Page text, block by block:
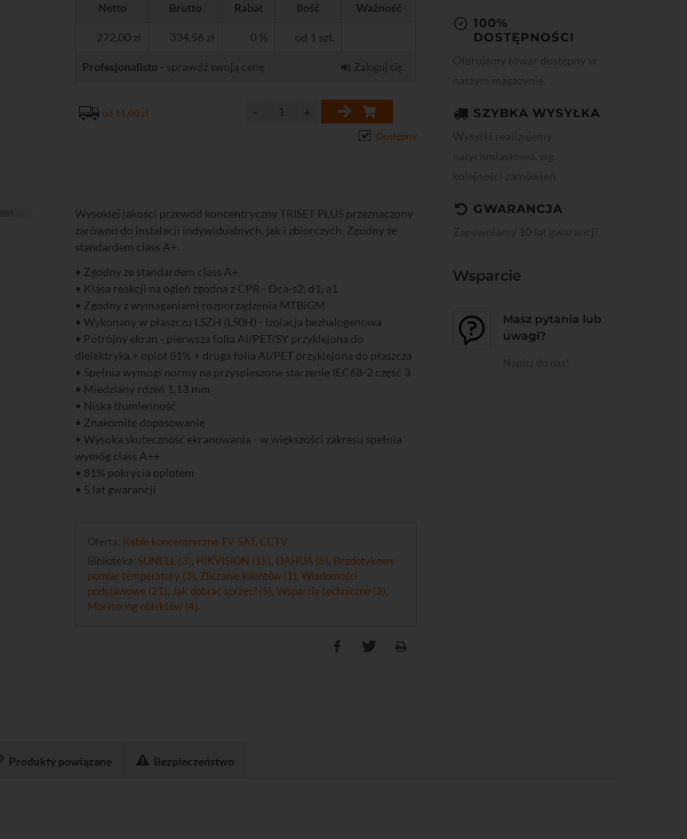
Netto Brutto Rabat Ilość Ważność
272,00 zł 334,56 zł 0 % od 1 szt.
Profesjonalisto - sprawdź swoją cenę Zaloguj się
od 11,00 zł
Dostępny
Wysokiej jakości przewód koncentryczny TRISET PLUS przeznaczony
zarówno do instalacji indywidualnych, jak i zbiorczych. Zgodny ze
standardem class A+.
• Zgodny ze standardem class A+
• Klasa reakcji na ogień zgodna z CPR - Dca-s2, d1, a1
• Zgodny z wymaganiami rozporządzenia MTBiGM
• Wykonany w płaszczu LSZH (LS0H) - izolacja bezhalogenowa
• Potrójny ekran - pierwsza folia Al/PET/SY przyklejona do
dielektryka + oplot 81% + druga folia Al/PET przyklejona do płaszcza
• Spełnia wymogi normy na przyspieszone starzenie IEC68-2 część 3
• Miedziany rdzeń 1,13 mm
• Niska tłumienność
• Znakomite dopasowanie
• Wysoka skuteczność ekranowania - w większości zakresu spełnia
wymóg class A++
• 81% pokrycia oplotem
• 5 lat gwarancji
Oferta: Kable koncentryczne TV-SAT, CCTV
Biblioteka: SUNELL (3) HIKVISION (15) DAHUA (8) Bezdotykowy
pomiar temperatury (3) Zliczanie klientów (1) ,Wiadomości
podstawowe (21)
Jak dobrać sprzęt? (5) ,Wsparcie techniczne (3)
Monitoring obiektów (4)
100%
DOSTĘPNOŚCI
SZYBKA WYSYŁKA
GWARANCJA
Wsparcie
Masz pytania lub
uwagi?
Produkty powiązane Bezpieczeństwo